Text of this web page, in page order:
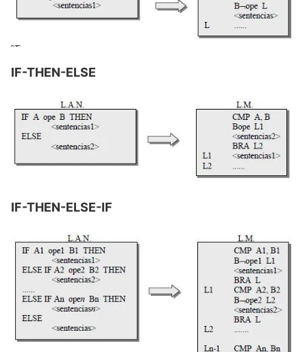
IF-THEN-ELSE
IF-THEN-ELSE-IF